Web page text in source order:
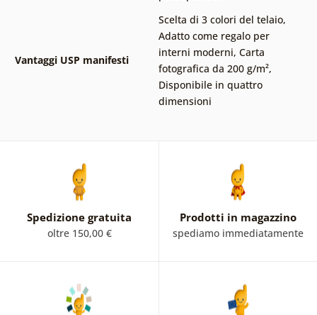
Vantaggi USP manifesti
Scelta di 3 colori del telaio,
Adatto come regalo per
interni moderni, Carta
fotografica da 200 g/m²,
Disponibile in quattro
dimensioni
Spedizione gratuita
oltre 150,00 €
Prodotti in magazzino
spediamo immediatamente